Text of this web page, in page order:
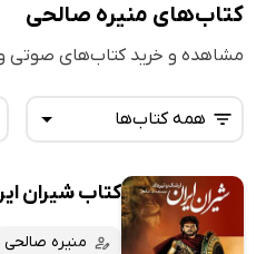
کتاب‌های منیره صالحی
مشاهده و خرید کتاب‌های صوتی و
همه کتاب‌ها
همه کتاب‌ها
کتاب‌های صوتی
کتاب شیران
منیره صالحی